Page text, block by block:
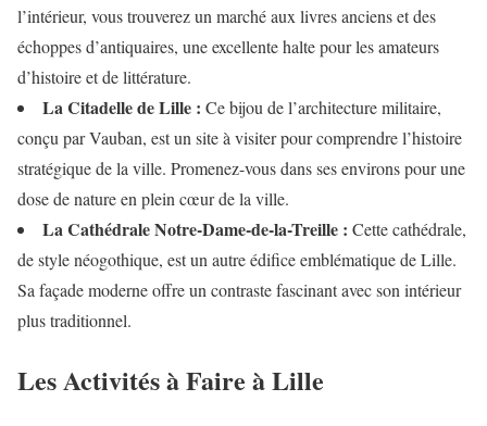
l’intérieur, vous trouverez un marché aux livres anciens et des
échoppes d’antiquaires, une excellente halte pour les amateurs
d’histoire et de littérature.
La Citadelle de Lille : Ce bijou de l’architecture militaire,
conçu par Vauban, est un site à visiter pour comprendre l’histoire
stratégique de la ville. Promenez-vous dans ses environs pour une
dose de nature en plein cœur de la ville.
La Cathédrale Notre-Dame-de-la-Treille : Cette cathédrale,
de style néogothique, est un autre édifice emblématique de Lille.
Sa façade moderne offre un contraste fascinant avec son intérieur
plus traditionnel.
Les Activités à Faire à Lille